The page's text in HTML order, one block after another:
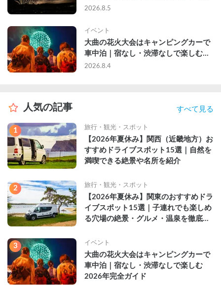
ピングカーで行った2組の記録
2026.8.5
イベント
大曲の花火大会はキャンピングカーで
車中泊｜宿なし・渋滞なしで楽しむ
2026年完全ガイド
2026.8.4
人気の記事 すべて見る
1 旅行・観光・スポット
【2026年夏休み】関西（近畿地方）お
すすめドライブスポット15選｜自然を
満喫できる絶景や名所を紹介
2 旅行・観光・スポット
【2026年夏休み】関東のおすすめドラ
イブスポット15選｜子連れでも楽しめ
る穴場の絶景・グルメ・温泉を徹底解
3 イベント
大曲の花火大会はキャンピングカーで
車中泊｜宿なし・渋滞なしで楽しむ
2026年完全ガイド